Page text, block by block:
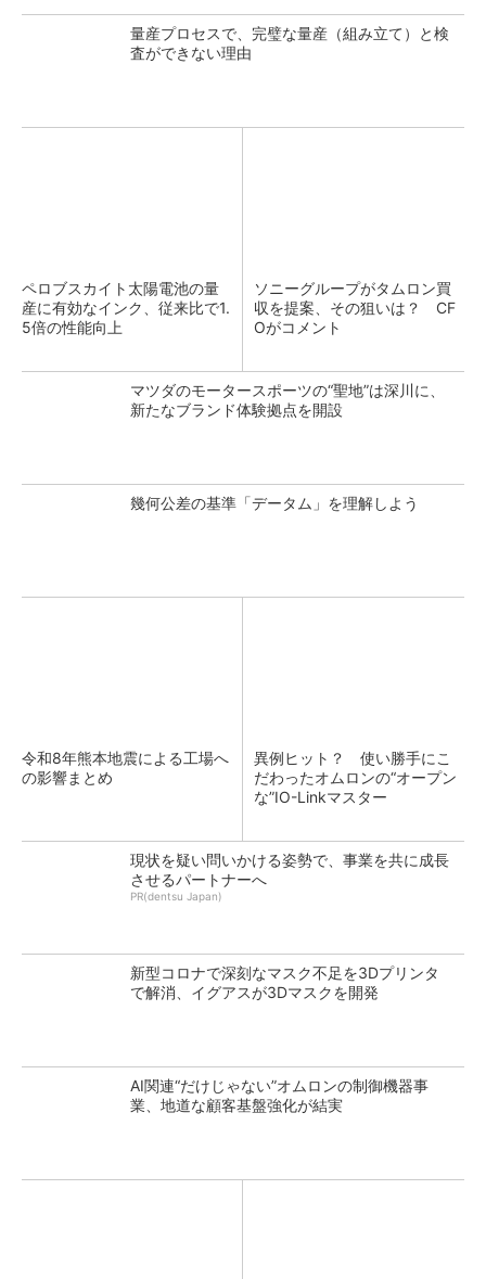
量産プロセスで、完璧な量産（組み立て）と検
査ができない理由
ペロブスカイト太陽電池の量
産に有効なインク、従来比で1.
5倍の性能向上
ソニーグループがタムロン買
収を提案、その狙いは？ CF
Oがコメント
マツダのモータースポーツの“聖地”は深川に、
新たなブランド体験拠点を開設
幾何公差の基準「データム」を理解しよう
令和8年熊本地震による工場へ
の影響まとめ
異例ヒット？ 使い勝手にこ
だわったオムロンの“オープン
な”IO-Linkマスター
現状を疑い問いかける姿勢で、事業を共に成長
させるパートナーへ
PR(dentsu Japan)
新型コロナで深刻なマスク不足を3Dプリンタ
で解消、イグアスが3Dマスクを開発
AI関連“だけじゃない”オムロンの制御機器事
業、地道な顧客基盤強化が結実